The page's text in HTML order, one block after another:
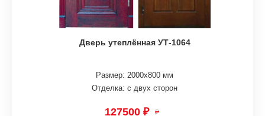
Дверь утеплённая УТ-1064
Размер: 2000х800 мм
Отделка: с двух сторон
127500 ₽ ₽